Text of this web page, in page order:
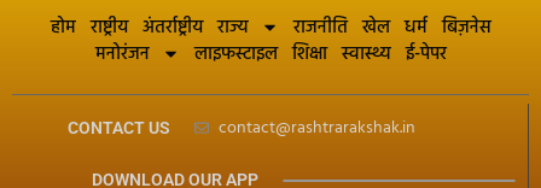
होम राष्ट्रीय अंतर्राष्ट्रीय राज्य राजनीति खेल धर्म बिज़नेस
मनोरंजन
लाइफस्टाइल शिक्षा स्वास्थ्य ई-पेपर
CONTACT US contact@rashtrarakshak.in
DOWNLOAD OUR APP